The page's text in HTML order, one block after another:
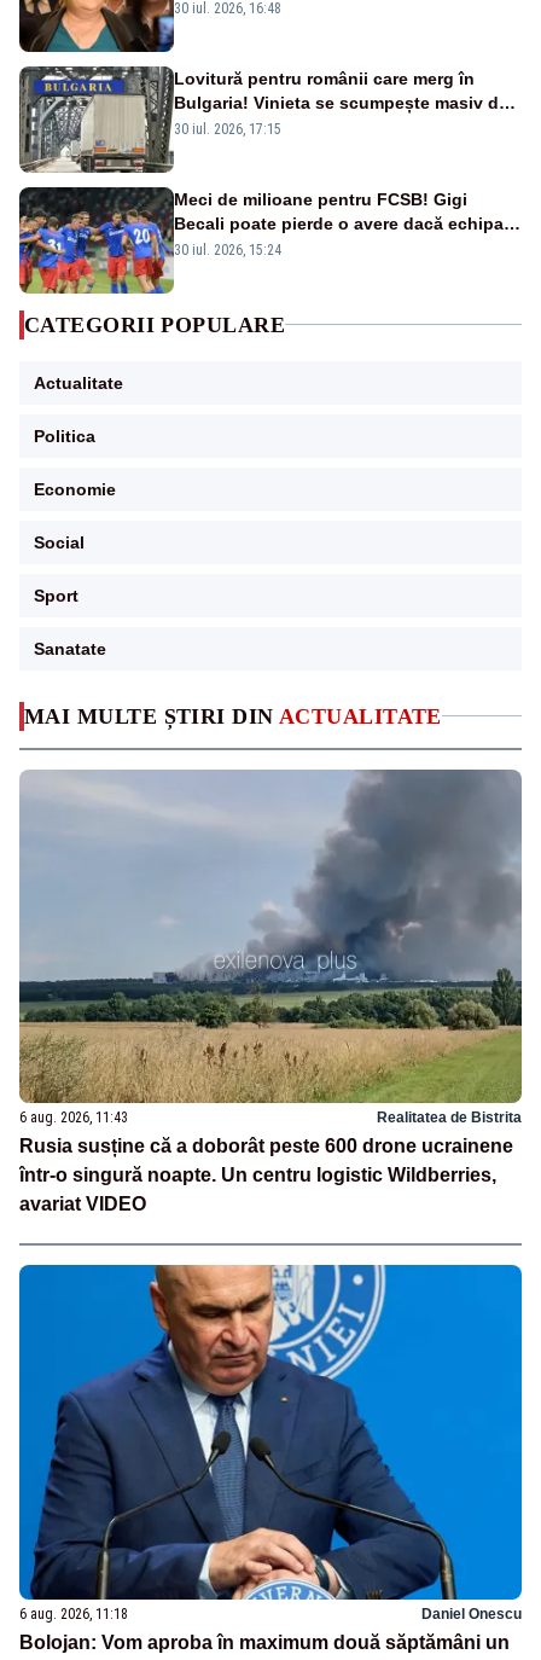
MAI MULTE ȘTIRI DIN ACTUALITATE
6 aug. 2026, 11:43 Realitatea de Bistrita
Rusia susține că a doborât peste 600 drone ucrainene
într-o singură noapte. Un centru logistic Wildberries,
avariat VIDEO
6 aug. 2026, 11:18 Daniel Onescu
Bolojan: Vom aproba în maximum două săptămâni un
un accident rutier
30 iul. 2026, 16:48
Lovitură pentru românii care merg în
Bulgaria! Vinieta se scumpește masiv de
la 1 august
30 iul. 2026, 17:15
Meci de milioane pentru FCSB! Gigi
Becali poate pierde o avere dacă echipa
este eliminată de FK Auda
30 iul. 2026, 15:24
CATEGORII POPULARE
Actualitate
Politica
Economie
Social
Sport
Sanatate